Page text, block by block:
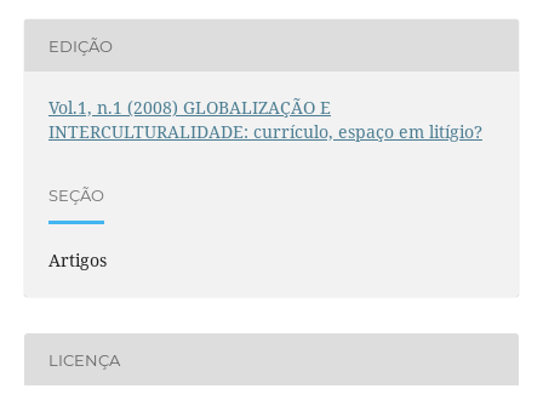
EDIÇÃO
Vol.1, n.1 (2008) GLOBALIZAÇÃO E
INTERCULTURALIDADE: currículo, espaço em litígio?
SEÇÃO
Artigos
LICENÇA